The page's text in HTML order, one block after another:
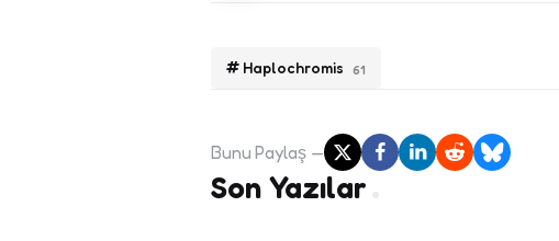
Haplochromis 61
Bunu Paylaş
Son Yazılar